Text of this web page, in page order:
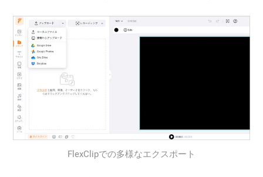
FlexClipでの多様なエクスポート